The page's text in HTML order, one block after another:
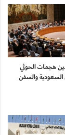
هجمات الحوثي
والسفن